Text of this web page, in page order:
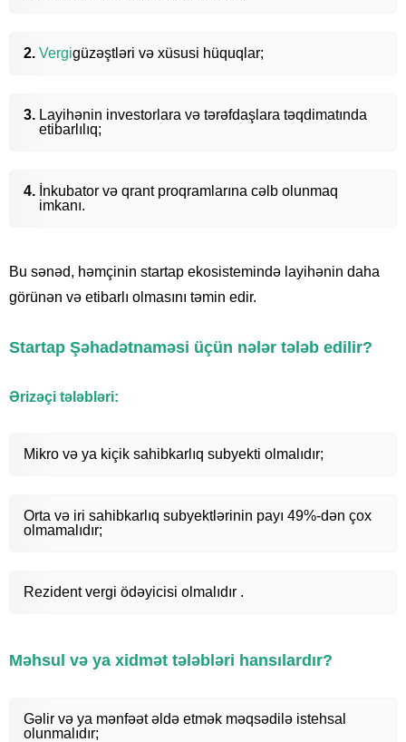
Vergigüzəştləri və xüsusi hüquqlar;
Layihənin investorlara və tərəfdaşlara təqdimatında
etibarlılıq;
İnkubator və qrant proqramlarına cəlb olunmaq
imkanı.
Bu sənəd, həmçinin startap ekosistemində layihənin daha
görünən və etibarlı olmasını təmin edir.
Startap Şəhadətnaməsi üçün nələr tələb edilir?
Ərizəçi tələbləri:
Mikro və ya kiçik sahibkarlıq subyekti olmalıdır;
Orta və iri sahibkarlıq subyektlərinin payı 49%-dən çox
olmamalıdır;
Rezident vergi ödəyicisi olmalıdır .
Məhsul və ya xidmət tələbləri hansılardır?
Gəlir və ya mənfəət əldə etmək məqsədilə istehsal
olunmalıdır;